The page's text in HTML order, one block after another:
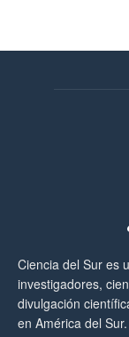
Ciencia del Sur es
investigadores,
divulgación
en América del Sur.